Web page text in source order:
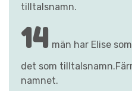
tilltalsnamn.
14 män har Elise
det som
namnet.